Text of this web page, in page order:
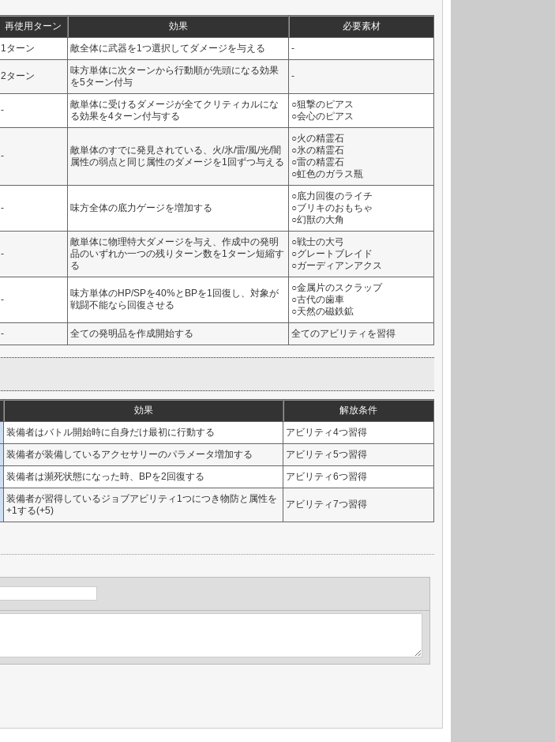
再使用ターン 効果
必要素材
1ターン 敵全体に武器を1つ選択してダメージを与える -
2ターン
味方単体に次ターンから行動順が先頭になる効果
を5ターン付与
-
-
敵単体に受けるダメージが全てクリティカルにな
る効果を4ターン付与する
○狙撃のピアス
○会心のピアス
-
敵単体のすでに発見されている、火/氷/雷/風/光/闇
属性の弱点と同じ属性のダメージを1回ずつ与える
○火の精霊石
○氷の精霊石
○雷の精霊石
○虹色のガラス瓶
- 味方全体の底力ゲージを増加する
○底力回復のライチ
○ブリキのおもちゃ
○幻獣の大角
-
敵単体に物理特大ダメージを与え、作成中の発明
品のいずれか一つの残りターン数を1ターン短縮す
る
○戦士の大弓
○グレートブレイド
○ガーディアンアクス
-
味方単体のHP/SPを40%とBPを1回復し、対象が
戦闘不能なら回復させる
○金属片のスクラップ
○古代の歯車
○天然の磁鉄鉱
- 全ての発明品を作成開始する 全てのアビリティを習得
効果
解放条件
装備者はバトル開始時に自身だけ最初に行動する
アビリティ4つ習得
装備者が装備しているアクセサリーのパラメータ増加する
アビリティ5つ習得
装備者は瀕死状態になった時、BPを2回復する アビリティ6つ習得
装備者が習得しているジョブアビリティ1つにつき物防と属性を
+1する(+5)
アビリティ7つ習得